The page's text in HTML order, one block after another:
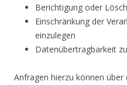
Berichtigung oder
Einschränkung der
einzulegen
Datenübertragbarkeit
Anfragen hierzu können